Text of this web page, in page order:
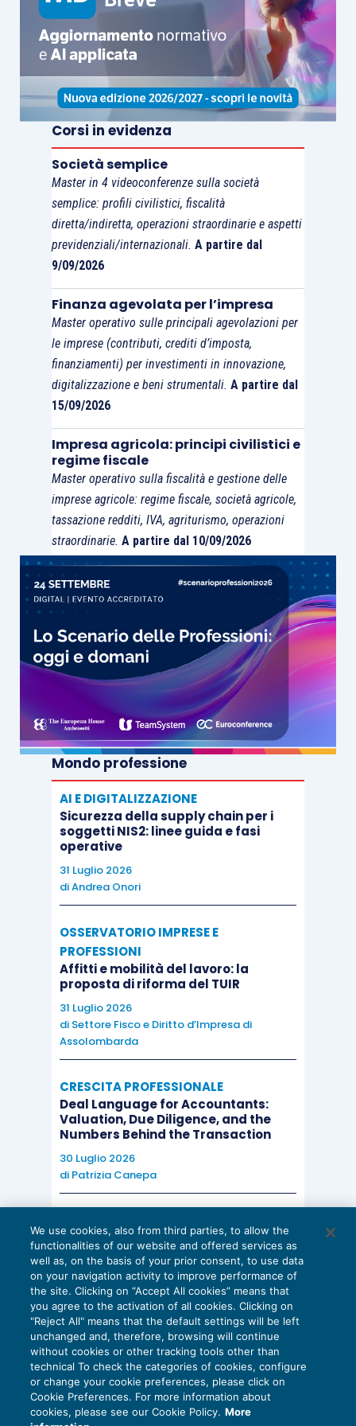
può essere realizzatasia con
atto a titolo
gratuito sia con atto a titolo oneroso.
Corsi in evidenza
Società semplice
Master in 4 videoconferenze sulla società
semplice: profili civilistici, fiscalità
diretta/indiretta, operazioni straordinarie e aspetti
previdenziali/internazionali. A partire dal
9/09/2026
Finanza agevolata per l’impresa
Master operativo sulle principali agevolazioni per
le imprese (contributi, crediti d’imposta,
finanziamenti) per investimenti in innovazione,
digitalizzazione e beni strumentali. A partire dal
15/09/2026
Impresa agricola: principi civilistici e
regime fiscale
Master operativo sulla fiscalità e gestione delle
imprese agricole: regime fiscale, società agricole,
tassazione redditi, IVA, agriturismo, operazioni
straordinarie. A partire dal 10/09/2026
Mondo professione
AI E DIGITALIZZAZIONE
Sicurezza della supply chain per i
soggetti NIS2: linee guida e fasi
operative
31 Luglio 2026
diAndrea Onori
OSSERVATORIO IMPRESE E
PROFESSIONI
Affitti e mobilità del lavoro: la
proposta di riforma del TUIR
31 Luglio 2026
di Settore Fisco e Diritto d’Impresa di
Assolombarda
CRESCITA PROFESSIONALE
Deal Language for Accountants:
Valuation, Due Diligence, and the
Numbers Behind the Transaction
30 Luglio 2026
di Patrizia Canepa
EU AI Act e studi professionali: le
scadenze concrete
27 Luglio 2026
di Diego BarberieStefano Dovier
Privacy Policy
Cookie Policy
We use cookies, also from third parties, to allow the
functionalities of our website and offered services as
well as, on the basis of your prior consent, to use data
on your navigation activity to improve performance of
the site. Clicking on “Accept All cookies” means that
you agree to the activation of all cookies. Clicking on
"Reject All" means that the default settings will be left
unchanged and, therefore, browsing will continue
without cookies or other tracking tools other than
technical To check the categories of cookies, configure
or change your cookie preferences, please click on
Cookie Preferences. For more information about
cookies, please see our Cookie Policy. More